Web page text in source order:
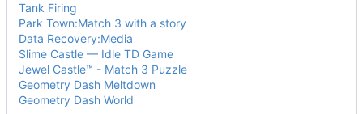
Tank Firing
Park Town:Match 3 with a story
Data Recovery:Media
Slime Castle — Idle TD Game
Jewel Castle™ - Match 3 Puzzle
Geometry Dash Meltdown
Geometry Dash World